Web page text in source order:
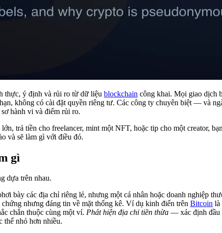
thực, ý định và rủi ro từ dữ liệu blockchain công khai. Mọi giao dịch
không có cài đặt quyền riêng tư. Các công ty chuyên biệt — và
hành vi và điểm rủi ro.
trả tiền cho freelancer, mint một NFT, hoặc tip cho một creator,
và sẽ làm gì với điều đó.
gì
dựa trên nhau.
bày các địa chỉ riêng lẻ, nhưng một cá nhân hoặc doanh nghiệp
nhưng đáng tin về mặt thống kê. Ví dụ kinh điển trên Bitcoin là
chắn thuộc cùng một ví. Phát hiện địa chỉ tiền thừa — xác định đầu
thể nhỏ hơn nhiều.